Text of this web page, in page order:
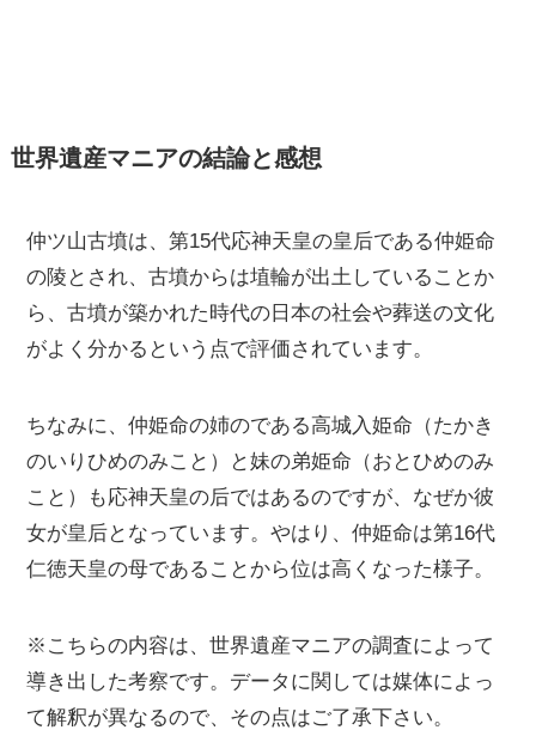
世界遺産マニアの結論と感想
仲ツ山古墳は、第15代応神天皇の皇后である仲姫命
の陵とされ、古墳からは埴輪が出土していることか
ら、古墳が築かれた時代の日本の社会や葬送の文化
がよく分かるという点で評価されています。
ちなみに、仲姫命の姉のである高城入姫命（たかき
のいりひめのみこと）と妹の弟姫命（おとひめのみ
こと）も応神天皇の后ではあるのですが、なぜか彼
女が皇后となっています。やはり、仲姫命は第16代
仁徳天皇の母であることから位は高くなった様子。
※こちらの内容は、世界遺産マニアの調査によって
導き出した考察です。データに関しては媒体によっ
て解釈が異なるので、その点はご了承下さい。